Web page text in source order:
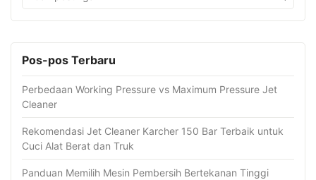
Pos-pos Terbaru
Perbedaan Working Pressure vs Maximum Pressure Jet
Cleaner
Rekomendasi Jet Cleaner Karcher 150 Bar Terbaik untuk
Cuci Alat Berat dan Truk
Panduan Memilih Mesin Pembersih Bertekanan Tinggi